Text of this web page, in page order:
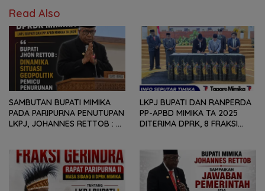
Read Also
SAMBUTAN BUPATI MIMIKA
PADA PARIPURNA PENUTUPAN
LKPJ, JOHANNES RETTOB :
PENURUNAN FISKAL DAERAH
LKPJ BUPATI DAN RANPERDA
PP-APBD MIMIKA TA 2025
DITERIMA DPRK, 8 FRAKSI
KEPADA PEMERINTAH DAERAH